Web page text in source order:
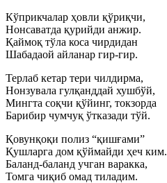
Кўприкчалар ҳовли қўриқчи,
Нонсаватда қурийди анжир.
Қаймоқ тўла коса чирдидан
Шабадаой айланар гир-гир.
Терлаб кетар тери чилдирма,
Нонзувала гулқанддай хушбўй,
Мингта соқчи қўйинг, токзорда
Барибир чумчуқ ўтказади тўй.
Қовунқоқи полиз “қишғами”
Қушларга дом қўймайди ҳеч ким.
Баланд-баланд учган варакка,
Томга чиқиб омад тиладим.